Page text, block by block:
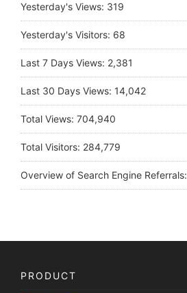
Yesterday's Views: 319
Yesterday's Visitors: 68
Last 7 Days Views: 2,381
Last 30 Days Views: 14,042
Total Views: 704,940
Total Visitors: 284,779
Overview of Search Engine Referrals:
PRODUCT